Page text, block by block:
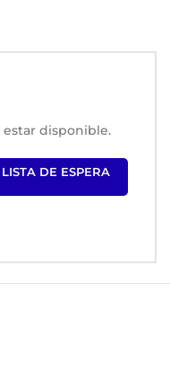
estar disponible.
DE ESPERA